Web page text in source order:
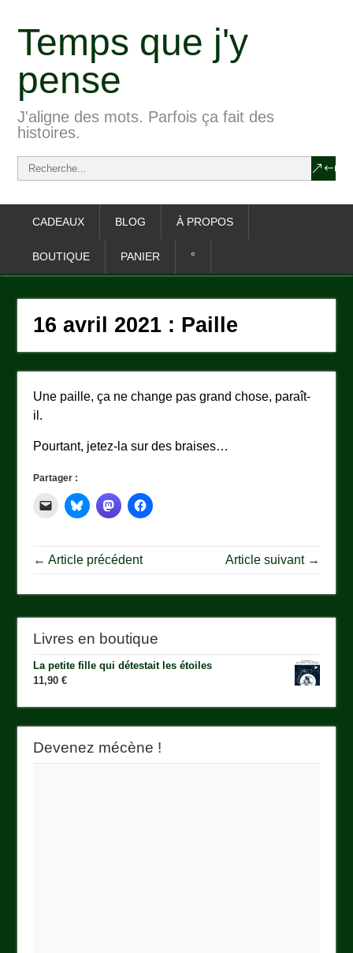
Temps que j'y
pense
J'aligne des mots. Parfois ça fait des
histoires.
CADEAUX BLOG À PROPOS
BOUTIQUE PANIER °
16 avril 2021 : Paille
Une paille, ça ne change pas grand chose, paraît-
il.
Pourtant, jetez-la sur des braises…
Partager :
← Article précédent Article suivant →
Livres en boutique
La petite fille qui détestait les étoiles
11,90€
Devenez mécène !